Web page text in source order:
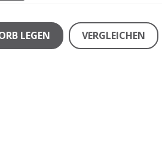
LEGEN VERGLEICHEN